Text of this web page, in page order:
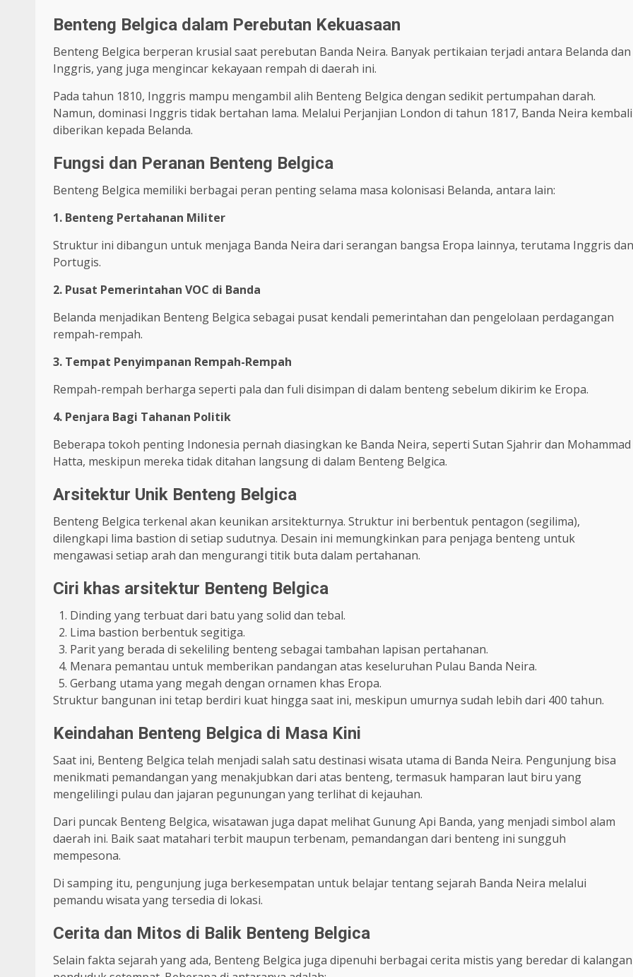
Benteng Belgica dalam Perebutan Kekuasaan
Benteng Belgica berperan krusial saat perebutan Banda Neira. Banyak pertikaian terjadi antara Belanda dan
Inggris, yang juga mengincar kekayaan rempah di daerah ini.
Pada tahun 1810, Inggris mampu mengambil alih Benteng Belgica dengan sedikit pertumpahan darah.
Namun, dominasi Inggris tidak bertahan lama. Melalui Perjanjian London di tahun 1817, Banda Neira kembali
diberikan kepada Belanda.
Fungsi dan Peranan Benteng Belgica
Benteng Belgica memiliki berbagai peran penting selama masa kolonisasi Belanda, antara lain:
1. Benteng Pertahanan Militer
Struktur ini dibangun untuk menjaga Banda Neira dari serangan bangsa Eropa lainnya, terutama Inggris dan
Portugis.
2. Pusat Pemerintahan VOC di Banda
Belanda menjadikan Benteng Belgica sebagai pusat kendali pemerintahan dan pengelolaan perdagangan
rempah-rempah.
3. Tempat Penyimpanan Rempah-Rempah
Rempah-rempah berharga seperti pala dan fuli disimpan di dalam benteng sebelum dikirim ke Eropa.
4. Penjara Bagi Tahanan Politik
Beberapa tokoh penting Indonesia pernah diasingkan ke Banda Neira, seperti Sutan Sjahrir dan Mohammad
Hatta, meskipun mereka tidak ditahan langsung di dalam Benteng Belgica.
Arsitektur Unik Benteng Belgica
Benteng Belgica terkenal akan keunikan arsitekturnya. Struktur ini berbentuk pentagon (segilima),
dilengkapi lima bastion di setiap sudutnya. Desain ini memungkinkan para penjaga benteng untuk
mengawasi setiap arah dan mengurangi titik buta dalam pertahanan.
Ciri khas arsitektur Benteng Belgica
Dinding yang terbuat dari batu yang solid dan tebal.
Lima bastion berbentuk segitiga.
Parit yang berada di sekeliling benteng sebagai tambahan lapisan pertahanan.
Menara pemantau untuk memberikan pandangan atas keseluruhan Pulau Banda Neira.
Gerbang utama yang megah dengan ornamen khas Eropa.
Struktur bangunan ini tetap berdiri kuat hingga saat ini, meskipun umurnya sudah lebih dari 400 tahun.
Keindahan Benteng Belgica di Masa Kini
Saat ini, Benteng Belgica telah menjadi salah satu destinasi wisata utama di Banda Neira. Pengunjung bisa
menikmati pemandangan yang menakjubkan dari atas benteng, termasuk hamparan laut biru yang
mengelilingi pulau dan jajaran pegunungan yang terlihat di kejauhan.
Dari puncak Benteng Belgica, wisatawan juga dapat melihat Gunung Api Banda, yang menjadi simbol alam
daerah ini. Baik saat matahari terbit maupun terbenam, pemandangan dari benteng ini sungguh
mempesona.
Di samping itu, pengunjung juga berkesempatan untuk belajar tentang sejarah Banda Neira melalui
pemandu wisata yang tersedia di lokasi.
Cerita dan Mitos di Balik Benteng Belgica
Selain fakta sejarah yang ada, Benteng Belgica juga dipenuhi berbagai cerita mistis yang beredar di kalangan